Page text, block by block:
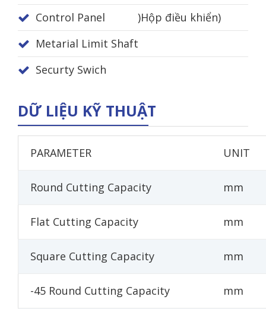
Control Panel )Hộp điều khiển)
Metarial Limit Shaft
Securty Swich
DỮ LIỆU KỸ THUẬT
PARAMETER UNIT
Round Cutting Capacity mm
Flat Cutting Capacity mm
Square Cutting Capacity mm
-45 Round Cutting Capacity mm